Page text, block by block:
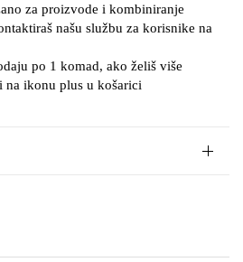
za proizvode i kombiniranje
našu službu za korisnike na
po 1 komad, ako želiš više
na ikonu plus u košarici